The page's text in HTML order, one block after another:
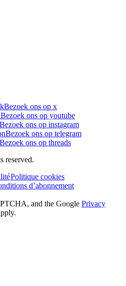
Bezoek ons op x
Bezoek ons op youtube
Bezoek ons op instagram
Bezoek ons op telegram
Bezoek ons op threads
reserved.
Politique cookies
d’abonnement
and the Google Privacy